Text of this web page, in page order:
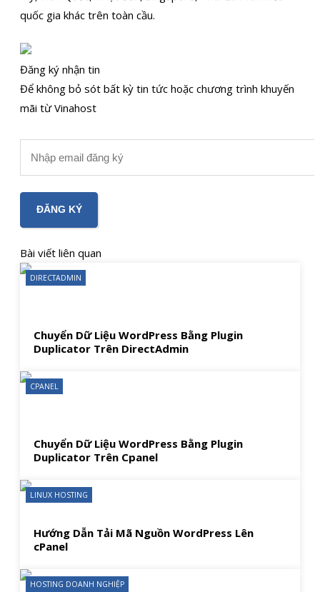
quốc gia khác trên toàn cầu.
Đăng ký nhận tin
Để không bỏ sót bất kỳ tin tức hoặc chương trình khuyến
mãi từ Vinahost
Bài viết liên quan
DIRECTADMIN
Chuyển Dữ Liệu WordPress Bằng Plugin
Duplicator Trên DirectAdmin
CPANEL
Chuyển Dữ Liệu WordPress Bằng Plugin
Duplicator Trên Cpanel
LINUX HOSTING
Hướng Dẫn Tải Mã Nguồn WordPress Lên
cPanel
HOSTING DOANH NGHIỆP